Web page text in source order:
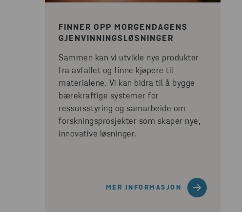
FINNER OPP MORGENDAGENS
GJENVINNINGSLØSNINGER
Sammen kan vi utvikle nye produkter
fra avfallet og finne kjøpere til
materialene. Vi kan bidra til å bygge
bærekraftige systemer for
ressursstyring og samarbeide om
forskningsprosjekter som skaper nye,
innovative løsninger.
MER INFORMASJON